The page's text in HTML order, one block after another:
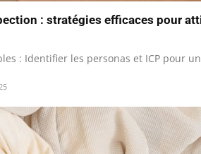
: stratégies efficaces pour
: Identifier les personas et ICP pour